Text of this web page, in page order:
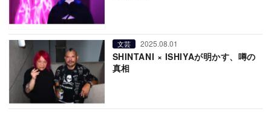
文芸 2025.08.01
SHINTANI × ISHIYAが明かす、噂の
真相